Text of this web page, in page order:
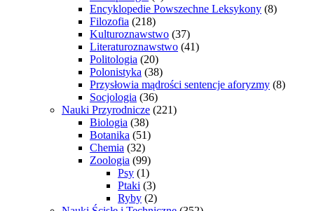
Encyklopedie Powszechne Leksykony (8)
Filozofia (218)
Kulturoznawstwo (37)
Literaturoznawstwo (41)
Politologia (20)
Polonistyka (38)
Przysłowia mądrości sentencje aforyzmy (8)
Socjologia (36)
Nauki Przyrodnicze (221)
Biologia (38)
Botanika (51)
Chemia (32)
Zoologia (99)
Psy (1)
Ptaki (3)
Ryby (2)